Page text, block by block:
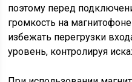
поэтому перед
громкость на
избежать перегрузки
уровень, контролируя